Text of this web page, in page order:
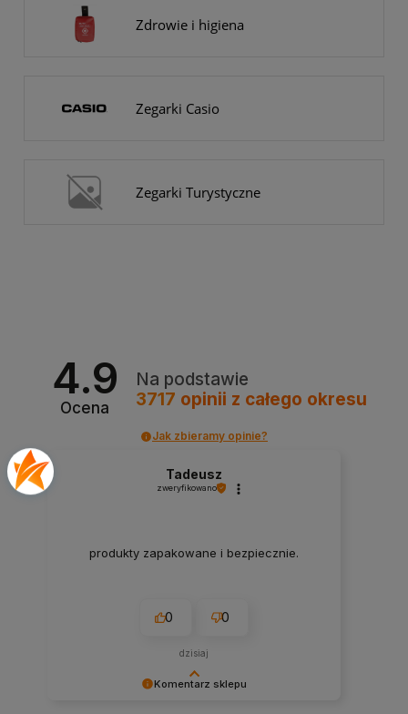
Zdrowie i higiena
Zegarki Casio
Zegarki Turystyczne
4.9
Ocena
Na podstawie
3717 opinii z całego okresu
Jak zbieramy opinie?
Komentarz sklepu
Tadeusz
zweryfikowano
produkty zapakowane i bezpiecznie.
0 0
dzisiaj